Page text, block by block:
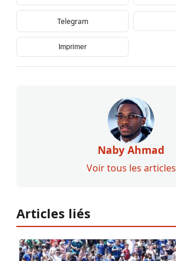
Telegram
Imprimer
Naby Ahmad
Voir tous les articles
Articles liés